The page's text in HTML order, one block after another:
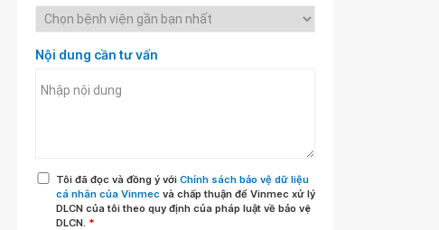
Nội dung cần tư vấn
Tôi đã đọc và đồng ý với Chính sách bảo vệ dữ liệu
cá nhân của Vinmec và chấp thuận để Vinmec xử lý
DLCN của tôi theo quy định của pháp luật về bảo vệ
DLCN. *